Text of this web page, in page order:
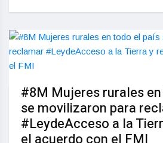
#8M Mujeres rurales
se movilizaron para
#LeydeAcceso a la